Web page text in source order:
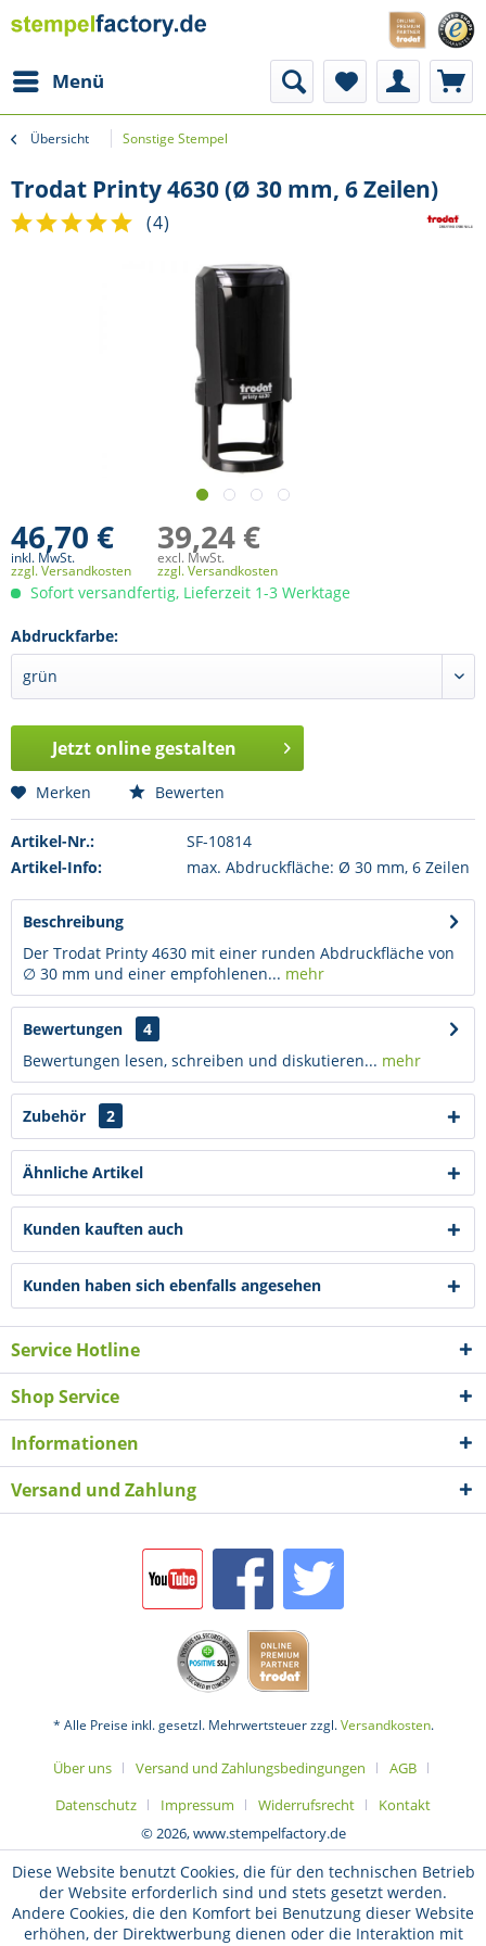
Menü
Übersicht Sonstige Stempel
Trodat Printy 4630 (Ø 30 mm, 6 Zeilen)
(4)
46,70 €
inkl. MwSt.
zzgl. Versandkosten
39,24 €
excl. MwSt.
zzgl. Versandkosten
Sofort versandfertig, Lieferzeit 1-3 Werktage
Abdruckfarbe:
Jetzt online gestalten
Merken Bewerten
Artikel-Nr.:
SF-10814
Artikel-Info:
max. Abdruckfläche: Ø 30 mm, 6 Zeilen
Beschreibung
Der Trodat Printy 4630 mit einer runden Abdruckfläche von
∅ 30 mm und einer empfohlenen... mehr
Bewertungen
4
Bewertungen lesen, schreiben und diskutieren... mehr
Zubehör 2
Ähnliche Artikel
Kunden kauften auch
Kunden haben sich ebenfalls angesehen
Service Hotline
Shop Service
Informationen
Versand und Zahlung
* Alle Preise inkl. gesetzl. Mehrwertsteuer zzgl.Versandkosten.
Über uns Versand und Zahlungsbedingungen
AGB
Datenschutz
Impressum Widerrufsrecht
Kontakt
© 2026, www.stempelfactory.de
Diese Website benutzt Cookies, die für den technischen Betrieb
der Website erforderlich sind und stets gesetzt werden.
Andere Cookies, die den Komfort bei Benutzung dieser Website
erhöhen, der Direktwerbung dienen oder die Interaktion mit